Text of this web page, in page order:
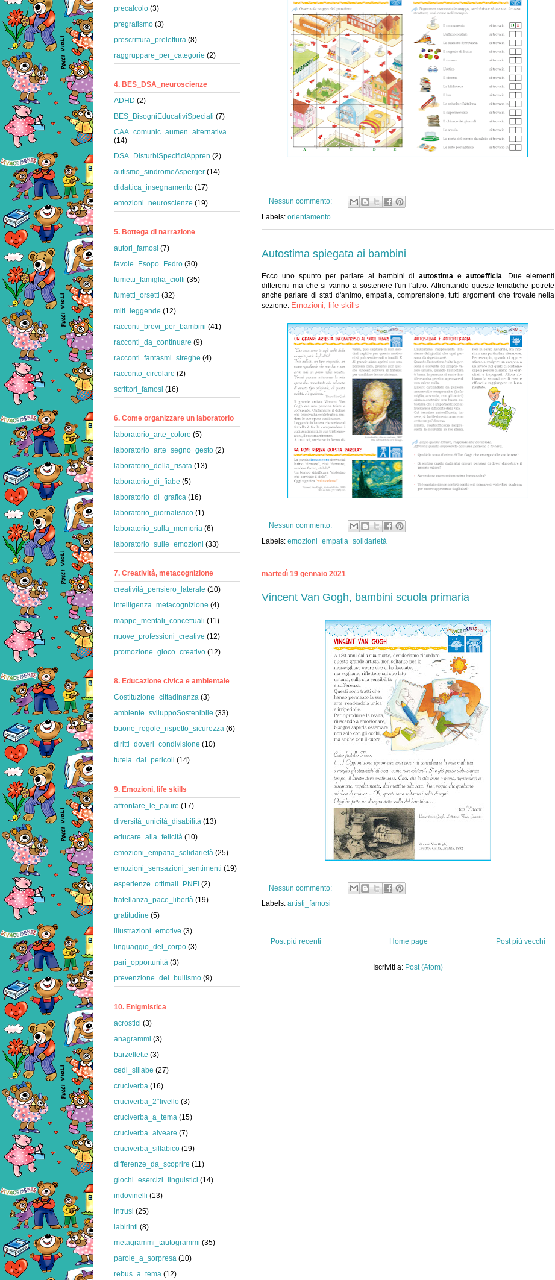
Nessun commento:
Labels: orientamento
Autostima spiegata ai bambini
Ecco uno spunto per parlare ai bambini diautostima eautoefficia. Due elementi
differenti ma che si vanno a sostenere l'un l'altro. Affrontando queste tematiche potrete
anche parlare di stati d'animo, empatia, comprensione, tutti argomenti che trovate nella
sezione: Emozioni, life skills
Nessun commento:
Labels: emozioni_empatia_solidarietà
martedì 19 gennaio 2021
Vincent Van Gogh, bambini scuola primaria
Nessun commento:
Labels: artisti_famosi
Post più recenti Post più vecchi
Home page
Iscriviti a: Post (Atom)
precalcolo (3)
pregrafismo (3)
prescrittura_prelettura (8)
raggruppare_per_categorie (2)
4. BES_DSA_neuroscienze
ADHD (2)
BES_BisogniEducativiSpeciali (7)
CAA_comunic_aumen_alternativa
(14)
DSA_DisturbiSpecificiAppren (2)
autismo_sindromeAsperger (14)
didattica_insegnamento (17)
emozioni_neuroscienze (19)
5. Bottega di narrazione
autori_famosi (7)
favole_Esopo_Fedro (30)
fumetti_famiglia_cioffi (35)
fumetti_orsetti (32)
miti_leggende (12)
racconti_brevi_per_bambini (41)
racconti_da_continuare (9)
racconti_fantasmi_streghe (4)
racconto_circolare (2)
scrittori_famosi (16)
6. Come organizzare un laboratorio
laboratorio_arte_colore (5)
laboratorio_arte_segno_gesto (2)
laboratorio_della_risata (13)
laboratorio_di_fiabe (5)
laboratorio_di_grafica (16)
laboratorio_giornalistico (1)
laboratorio_sulla_memoria (6)
laboratorio_sulle_emozioni (33)
7. Creatività, metacognizione
creatività_pensiero_laterale (10)
intelligenza_metacognizione (4)
mappe_mentali_concettuali (11)
nuove_professioni_creative (12)
promozione_gioco_creativo (12)
8. Educazione civica e ambientale
Costituzione_cittadinanza (3)
ambiente_sviluppoSostenibile (33)
buone_regole_rispetto_sicurezza (6)
diritti_doveri_condivisione (10)
tutela_dai_pericoli (14)
9. Emozioni, life skills
affrontare_le_paure (17)
diversità_unicità_disabilità (13)
educare_alla_felicità (10)
emozioni_empatia_solidarietà (25)
emozioni_sensazioni_sentimenti (19)
esperienze_ottimali_PNEI (2)
fratellanza_pace_libertà (19)
gratitudine (5)
illustrazioni_emotive (3)
linguaggio_del_corpo (3)
pari_opportunità (3)
prevenzione_del_bullismo (9)
10. Enigmistica
acrostici (3)
anagrammi (3)
barzellette (3)
cedi_sillabe (27)
cruciverba (16)
cruciverba_2°livello (3)
cruciverba_a_tema (15)
cruciverba_alveare (7)
cruciverba_sillabico (19)
differenze_da_scoprire (11)
giochi_esercizi_linguistici (14)
indovinelli (13)
intrusi (25)
labirinti (8)
metagrammi_tautogrammi (35)
parole_a_sorpresa (10)
rebus_a_tema (12)